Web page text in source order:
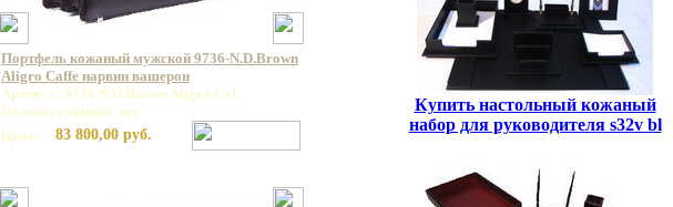
Портфель кожаный мужской 9736-N.D.Brown
Aligro Caffe нарвин вашерон
Артикул: 9736 N.D.Brown Aligro Caf
Базовая единица: шт
Цена:
83 800,00 руб.
Купить настольный кожаный
набор для руководителя s32v bl